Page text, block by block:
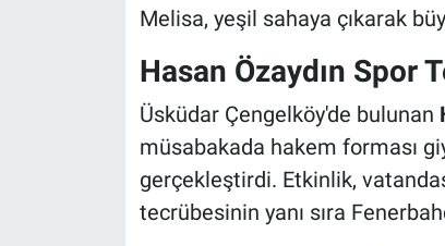
Melisa, yeşil sahaya çıkarak
Hasan Özaydın Spor
Üsküdar Çengelköy'de bulunan
müsabakada hakem forması
gerçekleştirdi. Etkinlik,
tecrübesinin yanı sıra